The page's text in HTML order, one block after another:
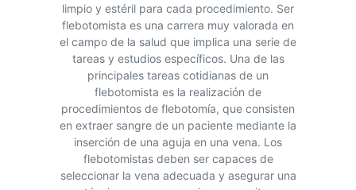
limpio y estéril para cada procedimiento. Ser
flebotomista es una carrera muy valorada en
el campo de la salud que implica una serie de
tareas y estudios específicos. Una de las
principales tareas cotidianas de un
flebotomista es la realización de
procedimientos de flebotomía, que consisten
en extraer sangre de un paciente mediante la
inserción de una aguja en una vena. Los
flebotomistas deben ser capaces de
seleccionar la vena adecuada y asegurar una